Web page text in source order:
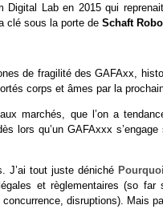
Digital Lab en 2015 qui
clé sous la porte de Schaft
de fragilité des GAFAxx,
corps et âmes par la
marchés, que l’on a
lors qu’un GAFAxxx
J’ai tout juste déniché
et règlementaires (so
disruptions). Mais